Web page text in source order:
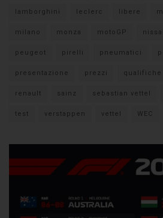
lamborghini leclerc libere
milano monza motoGP
peugeot pirelli pneumatici
presentazione prezzi qualifiche
renault sainz sebastian vettel
test verstappen vettel WEC